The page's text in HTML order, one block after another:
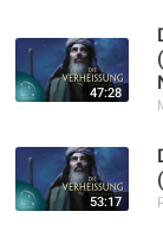
47:28
53:17